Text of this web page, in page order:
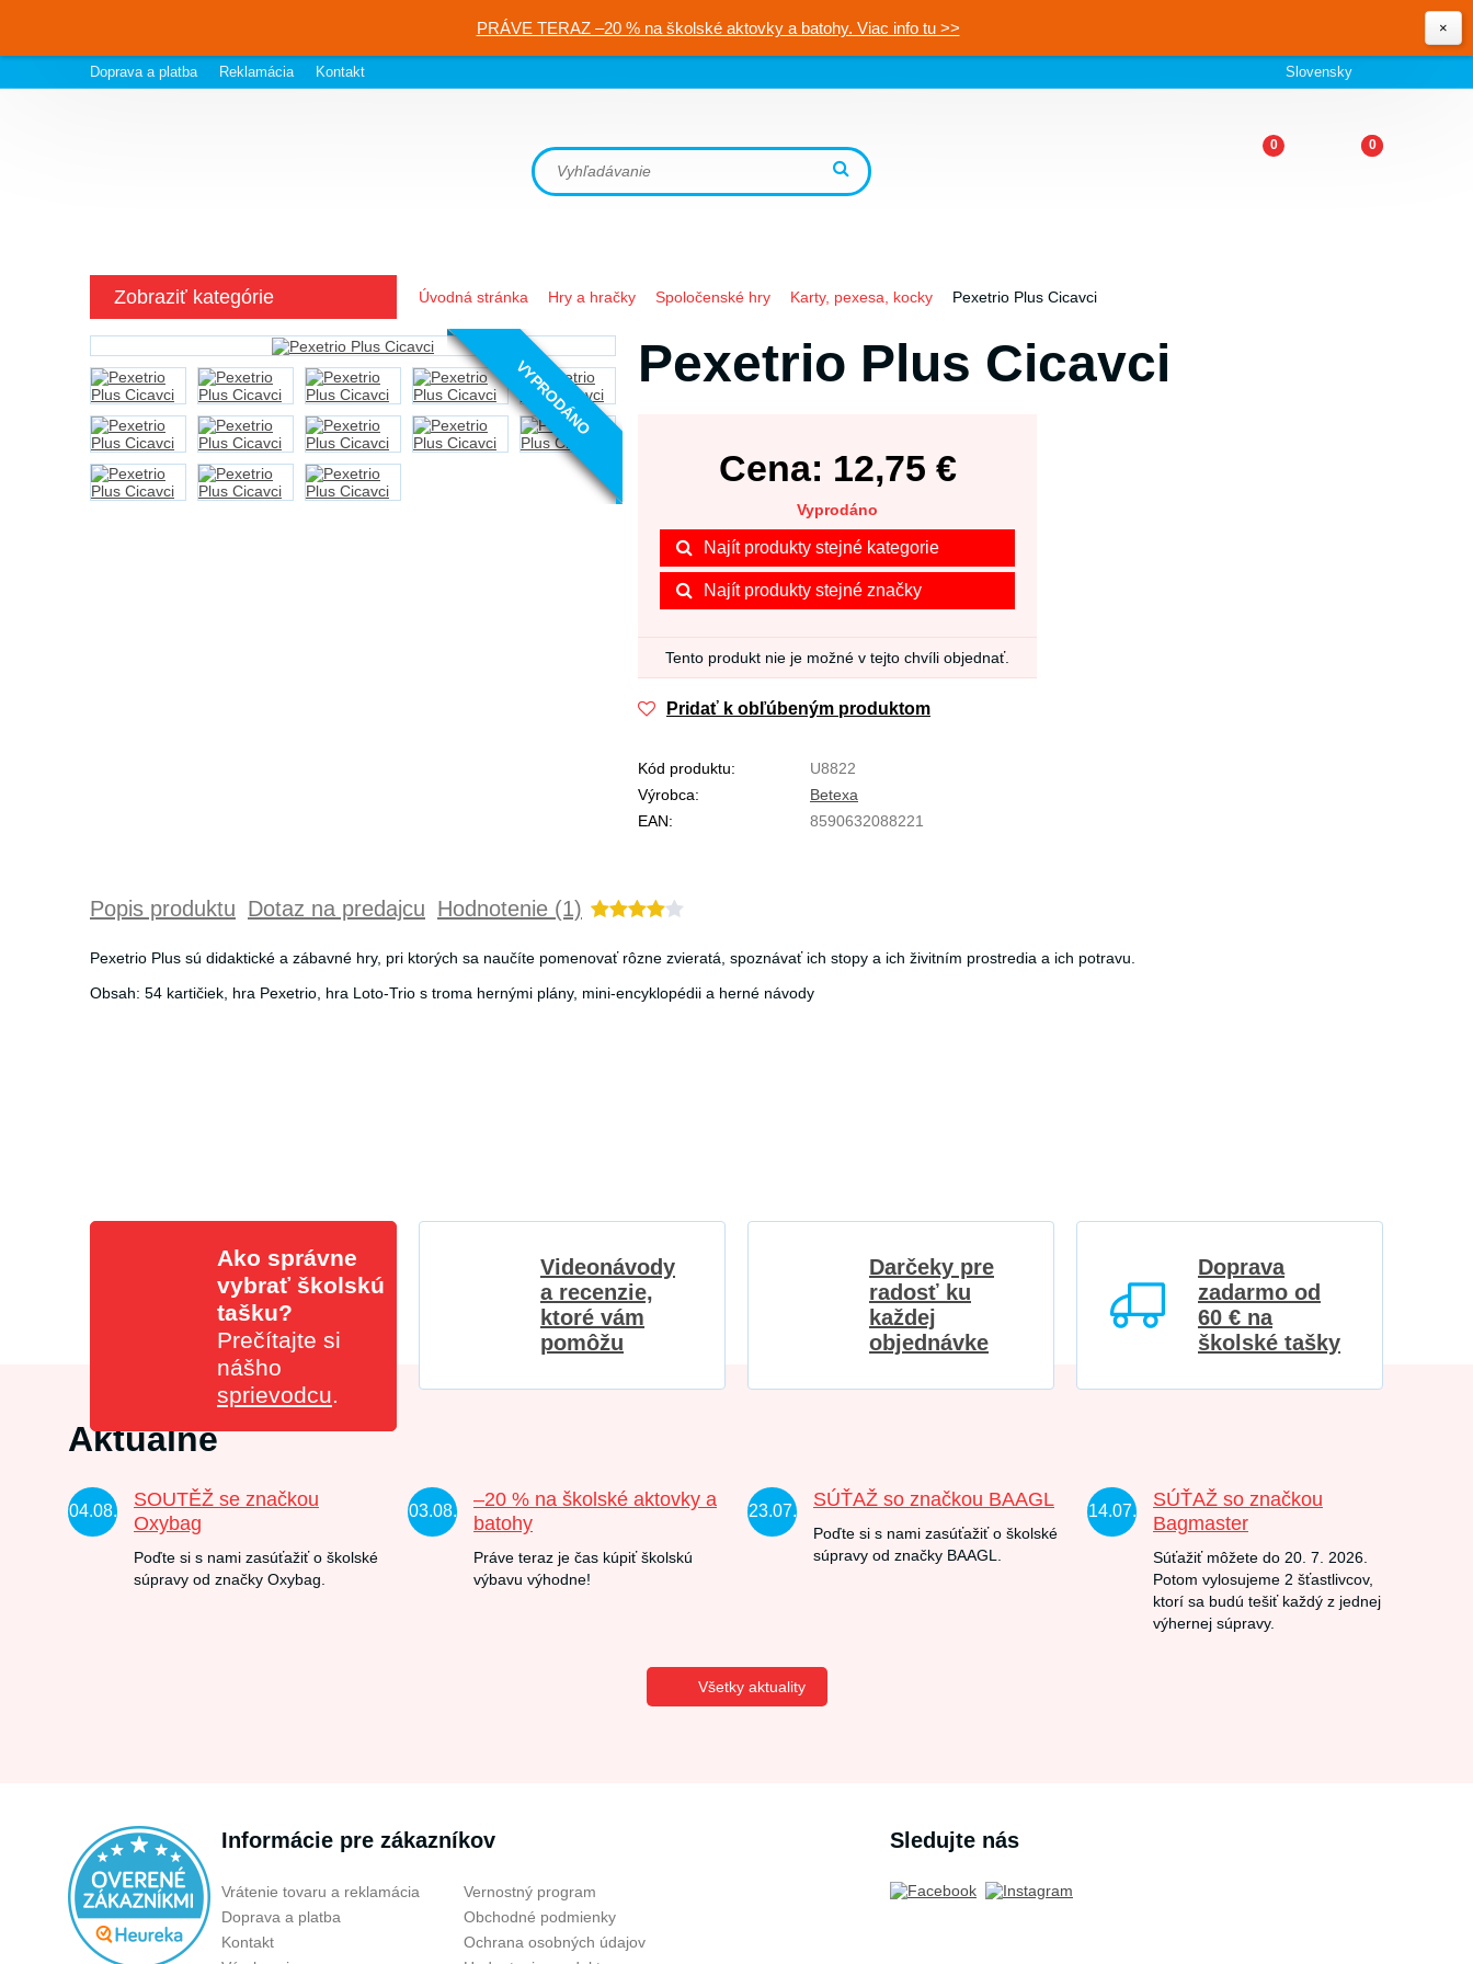
PRÁVE TERAZ –20 % na školské aktovky a batohy. Viac info tu >> ×
Doprava a platba Reklamácia Kontakt Slovensky
0 0
Zobraziť kategórie Úvodná stránka Hry a hračky Spoločenské hry Karty, pexesa, kocky Pexetrio Plus Cicavci
VYPRODÁNO Pexetrio Plus Cicavci
Cena: 12,75 €
Vyprodáno
Najít produkty stejné kategorie
Najít produkty stejné značky
Tento produkt nie je možné v tejto chvíli objednať.
Pridať k obľúbeným produktom
Kód produktu:
U8822
Výrobca:
Betexa
EAN:
8590632088221
Popis produktu Dotaz na predajcu Hodnotenie (1)
Pexetrio Plus sú didaktické a zábavné hry, pri ktorých sa naučíte pomenovať rôzne zvieratá, spoznávať ich stopy a ich živitním prostredia a ich potravu.
Obsah: 54 kartičiek, hra Pexetrio, hra Loto-Trio s troma hernými plány, mini-encyklopédii a herné návody
Ako správne
vybrať školskú
tašku?
Prečítajte si
nášho
sprievodcu.
Videonávody
a recenzie,
ktoré vám
pomôžu
Darčeky pre
radosť ku
každej
objednávke
Doprava
zadarmo od
60 € na
školské tašky
Aktuálne
04.08.
SOUTĚŽ se značkou
Oxybag
Poďte si s nami zasúťažiť o školské
súpravy od značky Oxybag.
03.08.
–20 % na školské aktovky a
batohy
Práve teraz je čas kúpiť školskú
výbavu výhodne!
23.07.
SÚŤAŽ so značkou BAAGL
Poďte si s nami zasúťažiť o školské
súpravy od značky BAAGL.
14.07.
SÚŤAŽ so značkou
Bagmaster
Súťažiť môžete do 20. 7. 2026.
Potom vylosujeme 2 šťastlivcov,
ktorí sa budú tešiť každý z jednej
výhernej súpravy.
Všetky aktuality
Informácie pre zákazníkov
Vrátenie tovaru a reklamácia
Doprava a platba
Kontakt
Vernostný program
Obchodné podmienky
Ochrana osobných údajov
Sledujte nás